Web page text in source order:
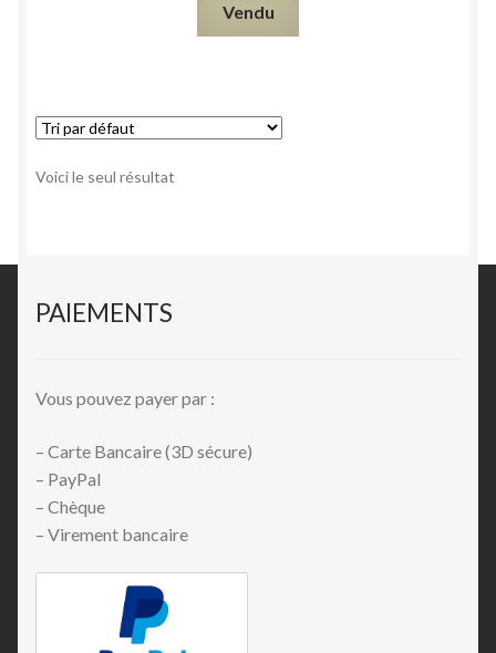
Vendu
Voici le seul résultat
PAIEMENTS
Vous pouvez payer par :
– Carte Bancaire (3D sécure)
– PayPal
– Chèque
– Virement bancaire